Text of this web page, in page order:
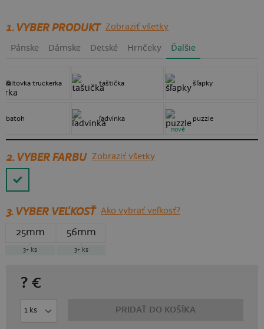
1. VYBER PRODUKT Zobraziť všetky
Pánske Dámske Detské Hrnčeky Ďalšie
šiltovka truckerka
batoh
taštička
ľadvinka
šľapky
puzzle
nové
2. VYBER FARBU Zobraziť všetky
3.VYBER VEĽKOSŤ Ako vybrať veľkosť?
25mm
3+ ks
56mm
3+ ks
? €
PRIDAŤ DO KOŠÍKA